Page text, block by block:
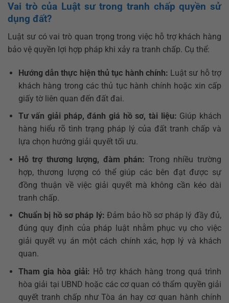
Vai trò của Luật sư trong tranh chấp quyền sử
dụng đất?
Luật sư có vai trò quan trọng trong việc hỗ trợ khách hàng
bảo vệ quyền lợi hợp pháp khi xảy ra tranh chấp. Cụ thể:
Hướng dẫn thực hiện thủ tục hành chính: Luật sư hỗ trợ
khách hàng trong các thủ tục hành chính hoặc xin cấp
giấy tờ liên quan đến đất đai.
Tư vấn giải pháp, đánh giá hồ sơ, tài liệu: Giúp khách
hàng hiểu rõ tình trạng pháp lý của đất tranh chấp và
lựa chọn hướng giải quyết tối ưu.
Hỗ trợ thương lượng, đàm phán: Trong nhiều trường
hợp, thương lượng có thể giúp các bên đạt được sự
đồng thuận về việc giải quyết mà không cần kéo dài
tranh chấp.
Chuẩn bị hồ sơ pháp lý: Đảm bảo hồ sơ pháp lý đầy đủ,
đúng quy định của pháp luật nhằm phục vụ cho việc
giải quyết vụ án một cách chính xác, hợp lý và khách
quan.
Tham gia hòa giải: Hỗ trợ khách hàng trong quá trình
hòa giải tại UBND hoặc các cơ quan có thẩm quyền giải
quyết tranh chấp như Tòa án hay cơ quan hành chính